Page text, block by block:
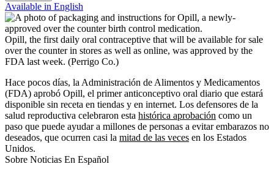
Available in English
Opill, the first daily oral contraceptive that will be available for sale
over the counter in stores as well as online, was approved by the
FDA last week. (Perrigo Co.)
Hace pocos días, la Administración de Alimentos y Medicamentos
(FDA) aprobó Opill, el primer anticonceptivo oral diario que estará
disponible sin receta en tiendas y en internet. Los defensores de la
salud reproductiva celebraron esta histórica aprobación como un
paso que puede ayudar a millones de personas a evitar embarazos no
deseados, que ocurren casi la mitad de las veces en los Estados
Unidos.
Sobre Noticias En Español